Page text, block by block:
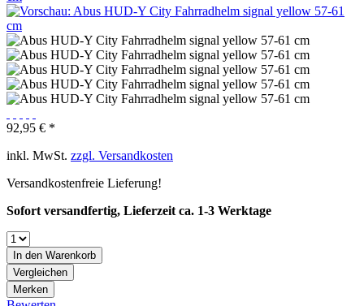
92,95 € *
inkl. MwSt. zzgl. Versandkosten
Versandkostenfreie Lieferung!
Sofort versandfertig, Lieferzeit ca. 1-3 Werktage
In den Warenkorb
Vergleichen
Merken